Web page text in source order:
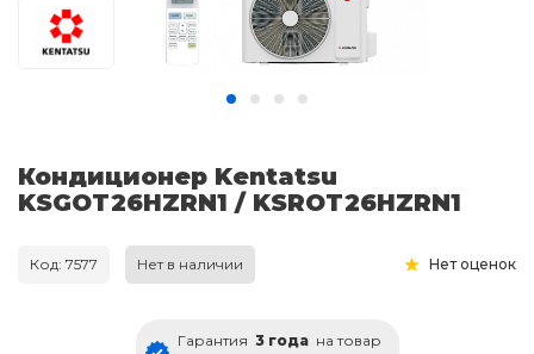
Кондиционер Kentatsu
KSGOT26HZRN1 / KSROT26HZRN1
Код: 7577 Нет в наличии Нет оценок
Гарантия 3 года на товар